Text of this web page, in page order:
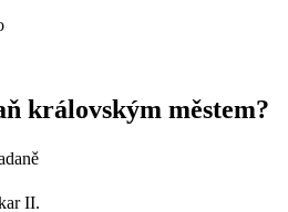
královským městem?
II.